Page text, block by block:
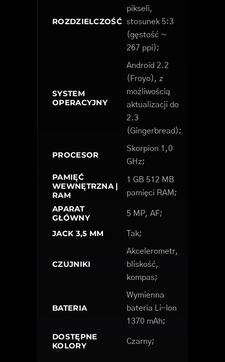
ROZDZIELCZOŚĆ
pikseli,
stosunek 5:3
(gęstość ~
267 ppi);
SYSTEM
OPERACYJNY
Android 2.2
(Froyo), z
możliwością
aktualizacji do
2.3
(Gingerbread);
PROCESOR
Skorpion 1,0
GHz;
PAMIĘĆ
WEWNĘTRZNA |
RAM
1 GB 512 MB
pamięci RAM;
APARAT
GŁÓWNY
5 MP, AF;
JACK 3,5 MM Tak;
CZUJNIKI
Akcelerometr,
bliskość,
kompas;
BATERIA
Wymienna
bateria Li-Ion
1370 mAh;
DOSTĘPNE
KOLORY
Czarny;